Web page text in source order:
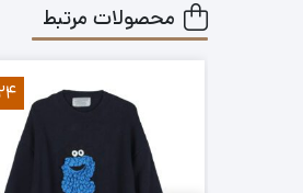
محصولات مرتبط